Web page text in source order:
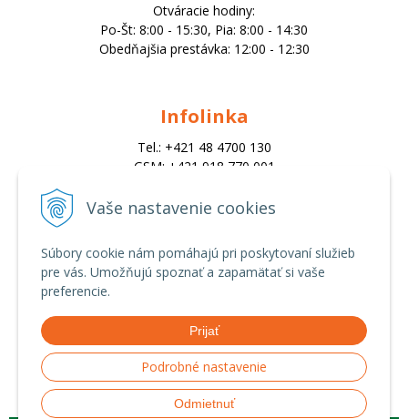
Vaše nastavenie cookies
Súbory cookie nám pomáhajú pri poskytovaní služieb
pre vás. Umožňujú spoznať a zapamätať si vaše
preferencie.
Prijať
Podrobné nastavenie
Odmietnuť
Otváracie hodiny:
Po-Št: 8:00 - 15:30, Pia: 8:00 - 14:30
Obedňajšia prestávka: 12:00 - 12:30
Infolinka
Tel.: +421 48 4700 130
GSM: +421 918 770 001
trade@alk.sk
Obchodné podmienky
Ochrana osobných údajov
Možnosti platby a doprava
Reklamačný poriadok